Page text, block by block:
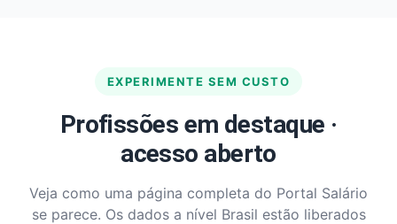
EXPERIMENTE SEM CUSTO
Profissões em destaque ·
acesso aberto
Veja como uma página completa do Portal Salário
se parece. Os dados a nível Brasil estão liberados